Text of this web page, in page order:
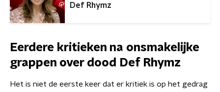
Def Rhymz
Eerdere kritieken na onsmakelijke
grappen over dood Def Rhymz
Het is niet de eerste keer dat er kritiek is op het gedrag